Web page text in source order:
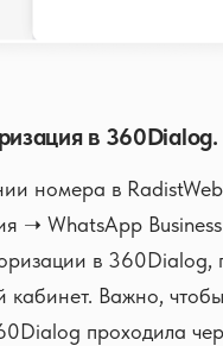
в 360Dialog.
номера в
➝ WhatsApp Business
в 360Dialog,
кабинет. Важно,
проходила